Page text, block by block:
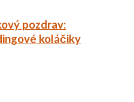
pozdrav:
koláčiky